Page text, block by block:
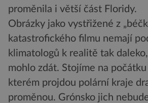
proměnila i větší část Floridy.
Obrázky jako vystřižené z
katastrofického filmu nemají
klimatologů k realitě tak
mohlo zdát. Stojíme na
kterém projdou polární kraje
proměnou. Grónsko jich